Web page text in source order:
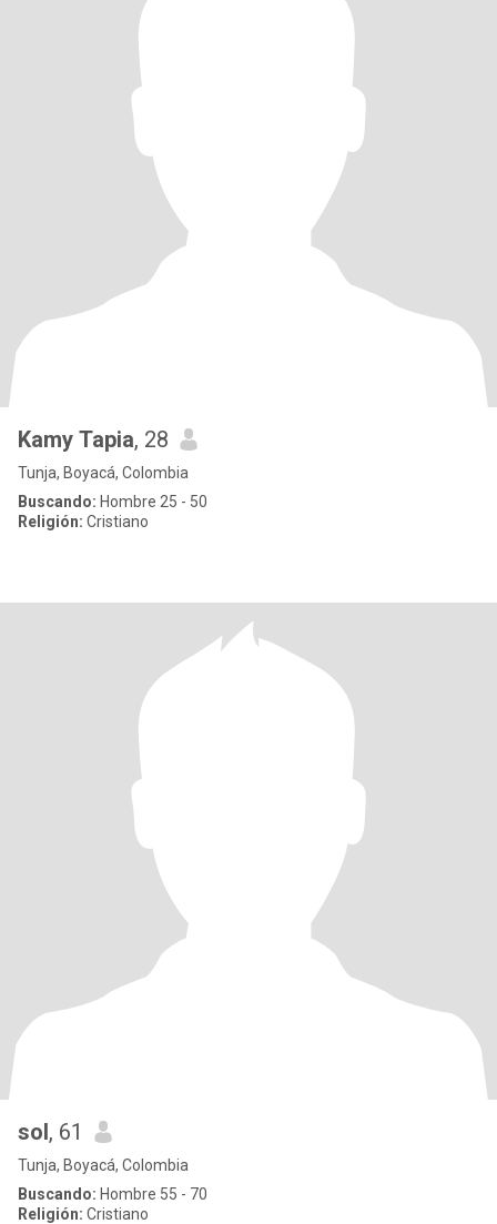
Kamy Tapia, 28
Tunja, Boyacá, Colombia
Buscando: Hombre 25 - 50
Religión: Cristiano
sol, 61
Tunja, Boyacá, Colombia
Buscando: Hombre 55 - 70
Religión: Cristiano